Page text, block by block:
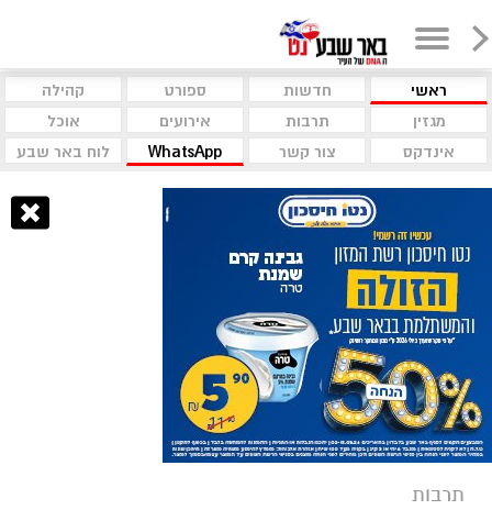
ראשי חדשות ספורט
קהילה
מגזין
תרבות אירועים
אוכל
אינדקס
צור קשר WhatsApp לוח באר שבע
תרבות